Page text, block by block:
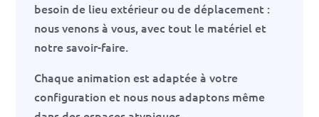
besoin de lieu extérieur ou de déplacement :
nous venons à vous, avec tout le matériel et
notre savoir-faire.
Chaque animation est adaptée à votre
configuration et nous nous adaptons même